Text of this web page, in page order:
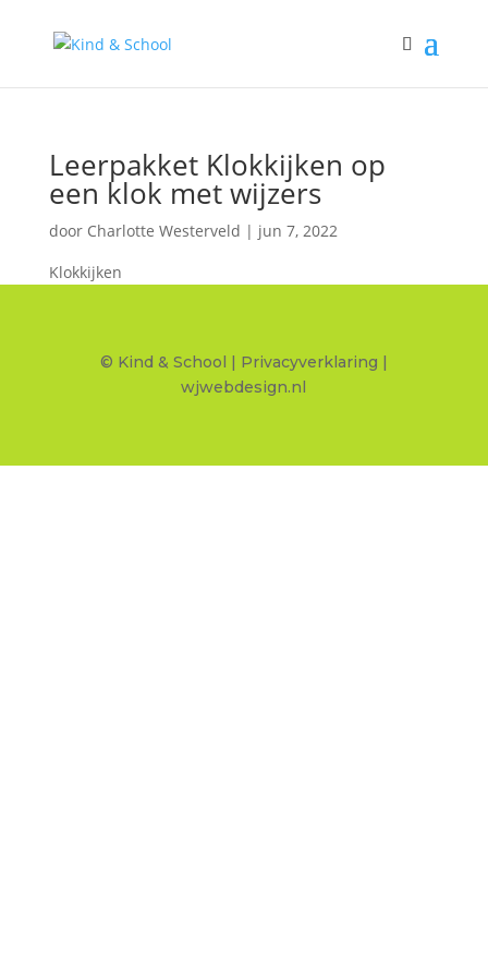
Leerpakket Klokkijken op
een klok met wijzers
door Charlotte Westerveld | jun 7, 2022
Klokkijken
© Kind & School | Privacyverklaring |
wjwebdesign.nl